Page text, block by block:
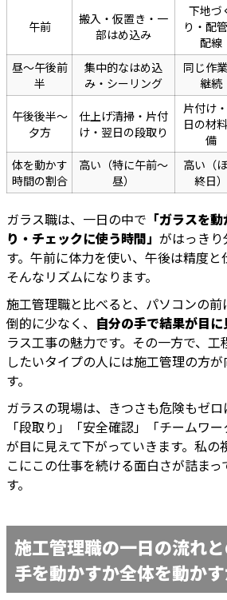
午前
搬入・仮置き・一
部はめ込み
下地づ
り・配
配線
昼〜午後前
半
集中的なはめ込
み・シーリング
同じ作
継続
午後後半〜
夕方
仕上げ清掃・片付
け・翌日の段取り
片付け
日の材
備
体を動かす
時間の割合
高い（特に午前〜
昼）
高い（
終日）
ガラス職は、一日の中で 「ガラスを
り・チェックに使う時間」 がはっき
す。午前に体力を使い、午後は精度と
そんなリズムになります。
施工管理職と比べると、パソコンの
倒的に少なく、 自分の手で結果が目
ラス工事の魅力です。その一方で、
したいタイプの人には施工管理の方
す。
ガラスの現場は、きつさも危険もゼロ
「段取り」「安全確認」「チームワ
が目に見えて下がっていきます。私の
こにこの仕事を続ける面白さが詰ま
す。
施工管理職の一日の流れ
手を動かすか全体を動か